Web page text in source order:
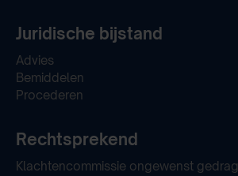
Juridische bijstand
Advies
Bemiddelen
Procederen
Rechtsprekend
Klachtencommissie ongewenst gedrag